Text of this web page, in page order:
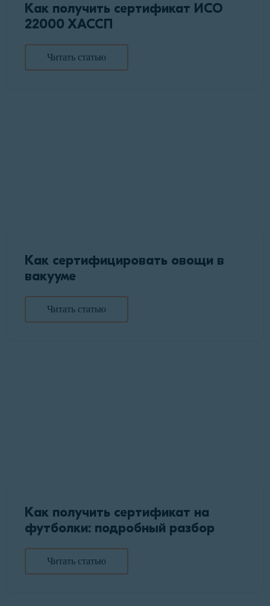
Как получить сертификат ИСО
22000 ХАССП
Читать статью
Как сертифицировать овощи в
вакууме
Читать статью
Как получить сертификат на
футболки: подробный разбор
Читать статью